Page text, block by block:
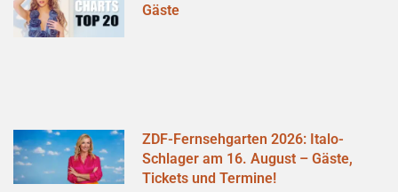
Gäste
ZDF-Fernsehgarten 2026: Italo-
Schlager am 16. August – Gäste,
Tickets und Termine!